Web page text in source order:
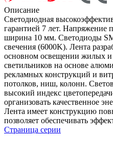
Описание
Светодиодная
гарантией 7 лет.
ширина 10 мм. Светодиоды
свечения (6000K). Лента
основном освещении жилых
светильников на основе
рекламных конструкций и
потолков, ниш, колонн.
высокий индекс
организовать качественное
Лента имеет конструкцию
позволяет обеспечивать
Страница серии